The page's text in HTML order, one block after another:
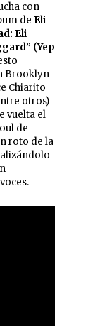
con
de Eli
Eli
(Yep
Brooklyn
Chiarito
otros)
vuelta el
de
roto de la